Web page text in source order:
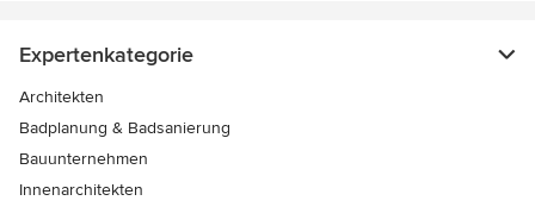
Expertenkategorie
Architekten
Badplanung & Badsanierung
Bauunternehmen
Innenarchitekten